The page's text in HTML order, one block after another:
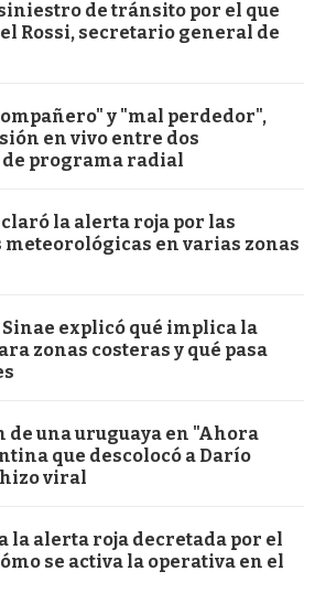
de tránsito por el que
Rossi, secretario general de
y "mal perdedor",
en vivo entre dos
programa radial
la alerta roja por las
en varias zonas
explicó qué implica la
zonas costeras y qué pasa
de una uruguaya en "Ahora
que descolocó a Darío
hizo viral
la alerta roja decretada por el
se activa la operativa en el